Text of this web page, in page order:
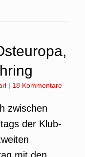
| 18 Kommentare
zwischen
der Klub-